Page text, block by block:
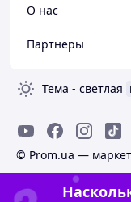
О нас
Партнеры
Тема - светлая
© Prom.ua —